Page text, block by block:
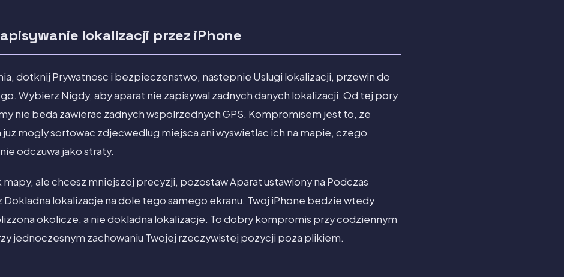
lokalizacji przez iPhone
dotknij Prywatnosc i bezpieczenstwo, nastepnie Uslugi lokalizacji, przewin do
Wybierz Nigdy, aby aparat nie zapisywal zadnych danych lokalizacji. Od tej pory
nie beda zawierac zadnych wspolrzednych GPS. Kompromisem jest to, ze
mogly sortowac zdjecwedlug miejsca ani wyswietlac ich na mapie, czego
odczuwa jako straty.
mapy, ale chcesz mniejszej precyzji, pozostaw Aparat ustawiony na Podczas
Dokladna lokalizacje na dole tego samego ekranu. Twoj iPhone bedzie wtedy
okolicze, a nie dokladna lokalizacje. To dobry kompromis przy codziennym
jednoczesnym zachowaniu Twojej rzeczywistej pozycji poza plikiem.